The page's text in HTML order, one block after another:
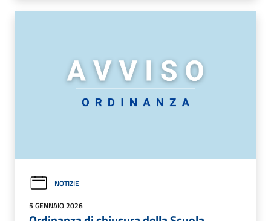
NOTIZIE
5 GENNAIO 2026